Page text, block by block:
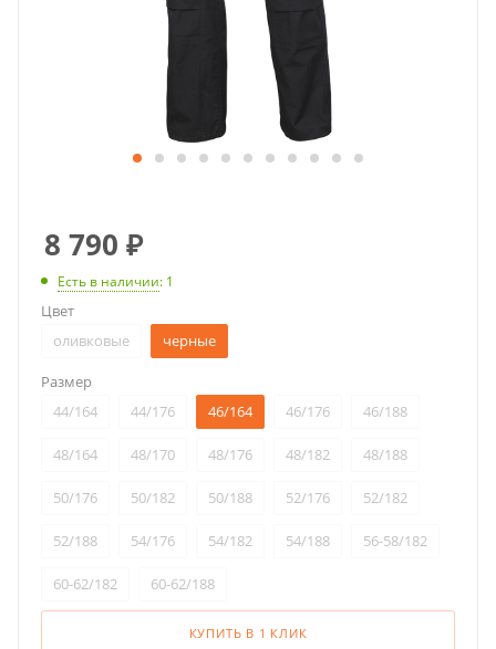
8 790 ₽
Есть в наличии: 1
Цвет
оливковые
черные
Размер
44/164
44/176 46/164 46/176 46/188
48/164 48/170 48/176 48/182 48/188
50/176 50/182 50/188 52/176 52/182
52/188 54/176 54/182 54/188 56-58/182
60-62/182 60-62/188
КУПИТЬ В 1 КЛИК